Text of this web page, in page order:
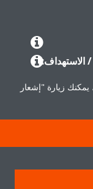
إشعار قانوني
/ الاستهداف:
يمكنك زيارة "إشعار